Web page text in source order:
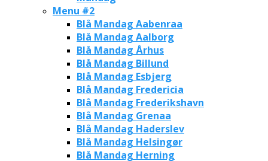
Menu #2
Blå Mandag Aabenraa
Blå Mandag Aalborg
Blå Mandag Århus
Blå Mandag Billund
Blå Mandag Esbjerg
Blå Mandag Fredericia
Blå Mandag Frederikshavn
Blå Mandag Grenaa
Blå Mandag Haderslev
Blå Mandag Helsingør
Blå Mandag Herning